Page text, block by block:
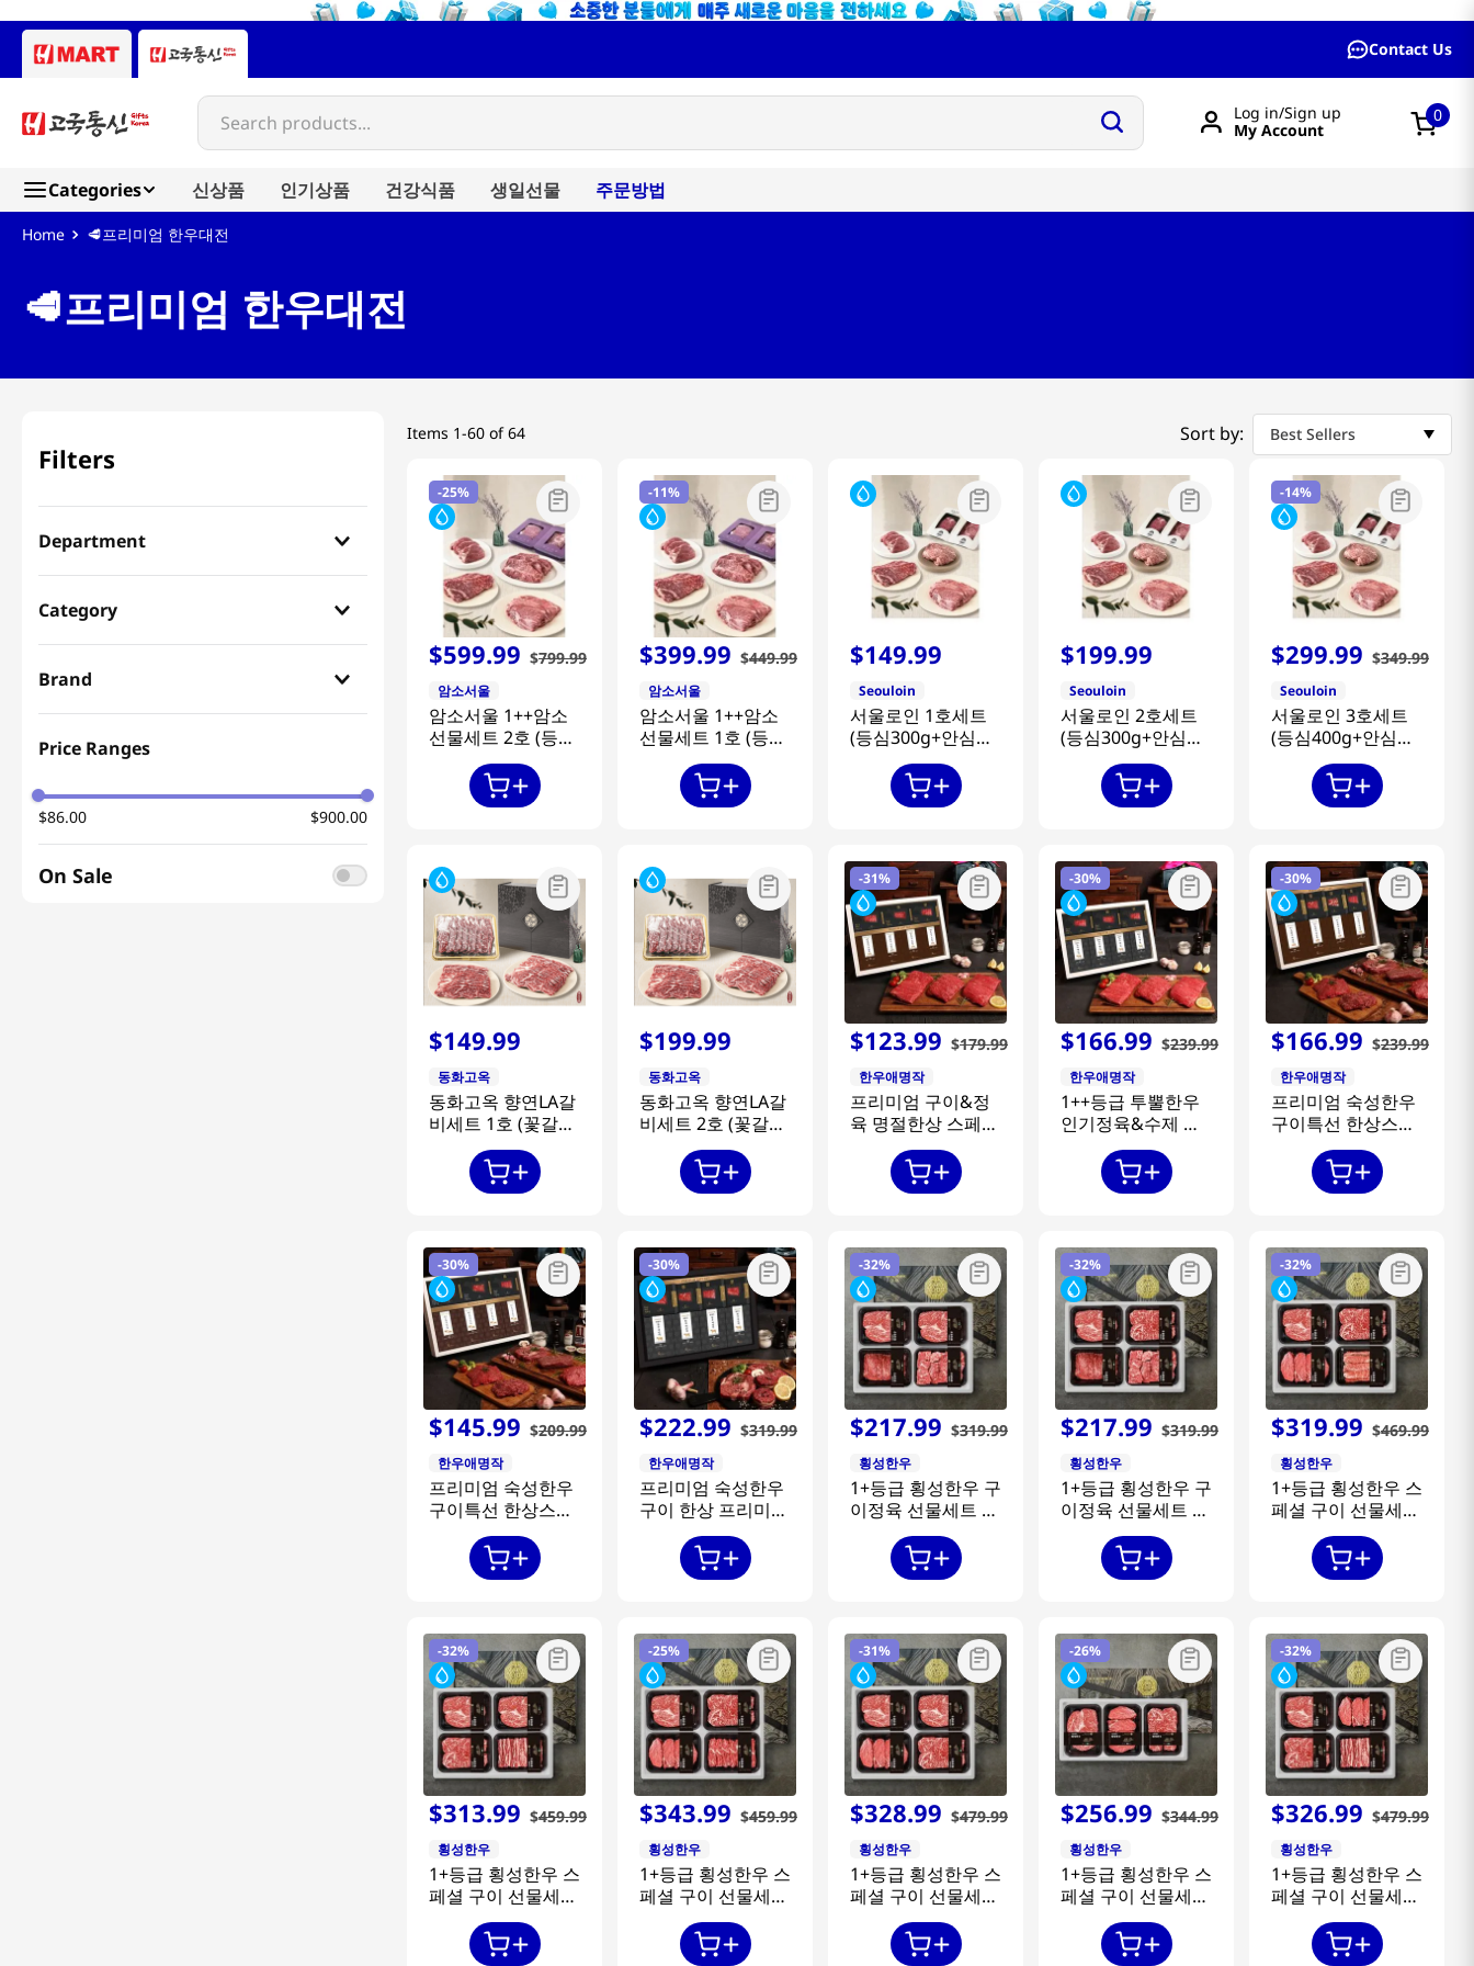
Contact Us
Search products...
Most Searched
noodles
rice
Log in/Sign up
My Account
0
Categories 신상품 인기상품 건강식품 생일선물 주문방법
🥩프리미엄 한우대전
🥩프리미엄 한우대전
Filters
Department
Category
Brand
롯데백화점
Price Ranges
$86.00 $900.00
On Sale
Items 1-60 of 64 Sort by: Best Sellers
-25%
$599.99 $799.99
암소서울
암소서울 1++암소
선물세트 2호 (등심
800g+안심
800g+채끝
800g+부채살800g)
-11%
$399.99 $449.99
암소서울
암소서울 1++암소
선물세트 1호 (등심
400g+안심
400g+채끝
400g+부채살400g)
$149.99
Seouloin
서울로인 1호세트
(등심300g+안심
300g+불고기400g)
$199.99
Seouloin
서울로인 2호세트
(등심300g+안심
300g+채끝
300g+불고기300g)
-14%
$299.99 $349.99
Seouloin
서울로인 3호세트
(등심400g+안심
400g+채끝
400g+불고기400g)
$149.99
동화고옥
동화고옥 향연LA갈
비세트 1호 (꽃갈비
1400g)
$199.99
동화고옥
동화고옥 향연LA갈
비세트 2호 (꽃갈비
2800g)
-31%
$123.99 $179.99
한우애명작
프리미엄 구이&정
육 명절한상 스페셜
3호 불고기 육전 떡
-30%
$166.99 $239.99
한우애명작
1++등급 투뿔한우
인기정육&수제 한
우떡갈비 특선
-30%
$166.99 $239.99
한우애명작
프리미엄 숙성한우
구이특선 한상스페
-30%
$145.99 $209.99
한우애명작
프리미엄 숙성한우
구이특선 한상스페
-30%
$222.99 $319.99
한우애명작
프리미엄 숙성한우
구이 한상 프리미엄
-32%
$217.99 $319.99
횡성한우
1+등급 횡성한우 구
이정육 선물세트 2
호 1.6kg [등심+등
심+불고기+국거리]
-32%
$217.99 $319.99
횡성한우
1+등급 횡성한우 구
이정육 선물세트 1
호 1.6kg [등심+채
끝+불고기+국거리]
-32%
$319.99 $469.99
횡성한우
1+등급 횡성한우 스
페셜 구이 선물세트
7호 1.6kg [등심+채
끝+안심+업진살]
-32%
$313.99 $459.99
횡성한우
1+등급 횡성한우 스
페셜 구이 선물세트
4호 1.6kg [등심+등
심+채끝+갈비살]
-25%
$343.99 $459.99
횡성한우
1+등급 횡성한우 스
페셜 구이 선물세트
8호 1.6kg [등심+채
끝+안심+토시살]
-31%
$328.99 $479.99
횡성한우
1+등급 횡성한우 스
페셜 구이 선물세트
6호 1.6kg [등심+등
심+안심+채끝]
-26%
$256.99 $344.99
횡성한우
1+등급 횡성한우 스
페셜 구이 선물세트
3호 1.2kg [등심+안
심+채끝]
-32%
$326.99 $479.99
횡성한우
1+등급 횡성한우 스
페셜 구이 선물세트
5호 1.6kg [등심+안
심+채끝+갈비살]